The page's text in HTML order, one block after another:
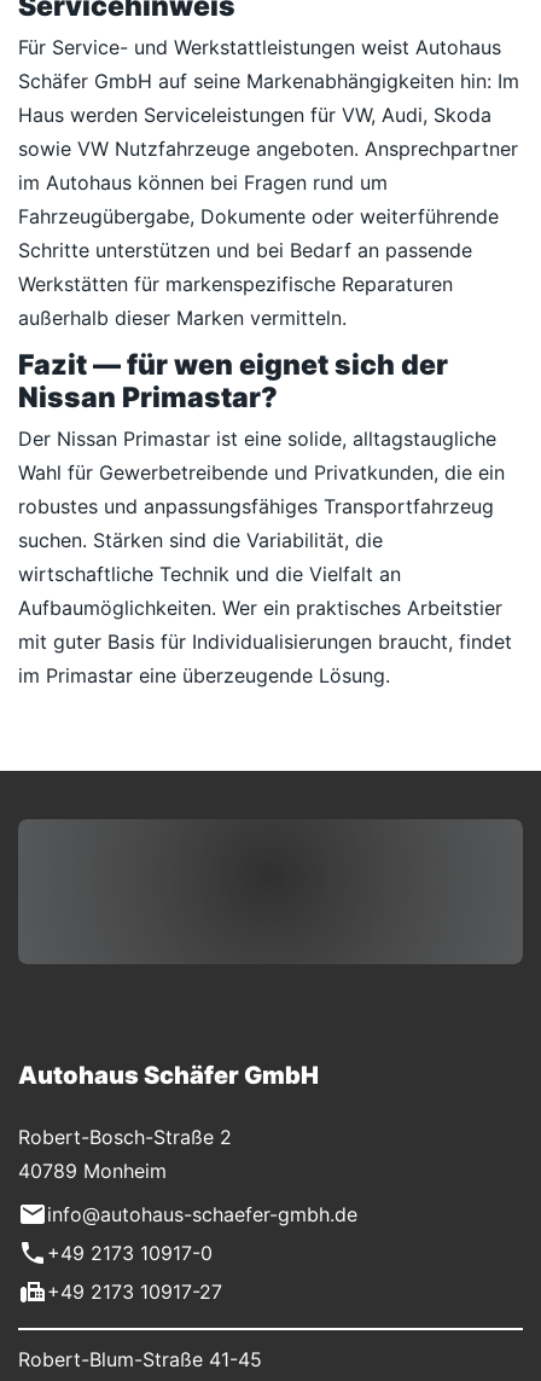
Für Service- und Werkstattleistungen weist Autohaus
Schäfer GmbH auf seine Markenabhängigkeiten hin: Im
Haus werden Serviceleistungen für VW, Audi, Skoda
sowie VW Nutzfahrzeuge angeboten. Ansprechpartner
im Autohaus können bei Fragen rund um
Fahrzeugübergabe, Dokumente oder weiterführende
Schritte unterstützen und bei Bedarf an passende
Werkstätten für markenspezifische Reparaturen
außerhalb dieser Marken vermitteln.
Fazit — für wen eignet sich der
Nissan Primastar?
Der Nissan Primastar ist eine solide, alltagstaugliche
Wahl für Gewerbetreibende und Privatkunden, die ein
robustes und anpassungsfähiges Transportfahrzeug
suchen. Stärken sind die Variabilität, die
wirtschaftliche Technik und die Vielfalt an
Aufbaumöglichkeiten. Wer ein praktisches Arbeitstier
mit guter Basis für Individualisierungen braucht, findet
im Primastar eine überzeugende Lösung.
Autohaus Schäfer GmbH
Robert-Bosch-Straße 2
40789 Monheim
info@autohaus-schaefer-gmbh.de
+49 2173 10917-0
+49 2173 10917-27
Robert-Blum-Straße 41-45